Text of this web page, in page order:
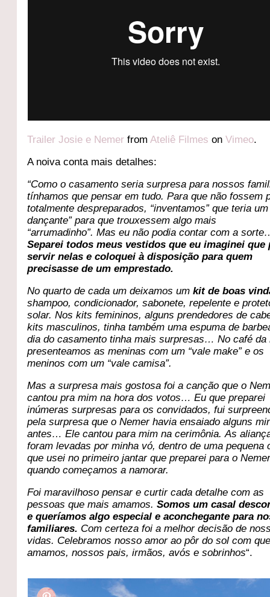
Trailer Josie e Nemer fromAteliê Filmes onVimeo.
A noiva conta mais detalhes:
“Como o casamento seria surpresa para nossos
tínhamos que pensar em tudo. Para que não fossem
totalmente despreparados, “inventamos” que teria um
dançante” para que trouxessem algo mais
“arrumadinho”. Mas eu não podia contar com a
Separei todos meus vestidos que eu imaginei que
servir nelas e coloquei à disposição para quem
precisasse de um emprestado.
No quarto de cada um deixamos um kit de boas
shampoo, condicionador, sabonete, repelente e
solar. Nos kits femininos, alguns prendedores de
kits masculinos, tinha também uma espuma de
dia do casamento tinha mais surpresas… No café da
presenteamos as meninas com um “vale make” e os
meninos com um “vale camisa”.
Mas a surpresa mais gostosa foi a canção que o
cantou pra mim na hora dos votos…Eu que preparei
inúmeras surpresas para os convidados, fui
pela surpresa que o Nemer havia ensaiado alguns
antes… Ele cantou para mim na cerimônia. As
foram levadas por minha vó, dentro de uma pequena
que usei no primeiro jantar que preparei para o
quando começamos a namorar.
Foi maravilhoso pensar e curtir cada detalhe com as
pessoas que mais amamos.Somos um casal
e queríamos algo especial e aconchegante para
familiares. Com certeza foi a melhor decisão de
vidas. Celebramos nosso amor ao pôr do sol com
amamos, nossos pais, irmãos, avós e sobrinhos“.